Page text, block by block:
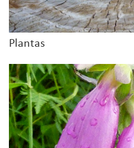
Plantas